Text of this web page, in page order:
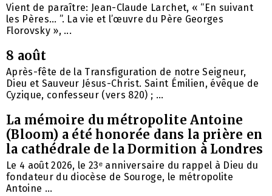
Vient de paraître: Jean-Claude Larchet, « “En suivant
les Pères… ”. La vie et l’œuvre du Père Georges
Florovsky », ...
8 août
Après-fête de la Transfiguration de notre Seigneur,
Dieu et Sauveur Jésus-Christ. Saint Émilien, évêque de
Cyzique, confesseur (vers 820) ; ...
La mémoire du métropolite Antoine
(Bloom) a été honorée dans la prière en
la cathédrale de la Dormition à Londres
Le 4 août 2026, le 23ᵉ anniversaire du rappel à Dieu du
fondateur du diocèse de Souroge, le métropolite
Antoine ...